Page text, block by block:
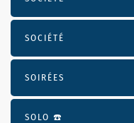
SOCIÉTÉ
SOIRÉES
SOLO ☎️